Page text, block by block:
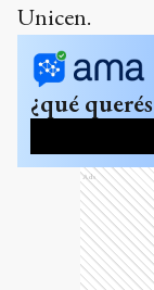
Unicen.
¿qué
Ads